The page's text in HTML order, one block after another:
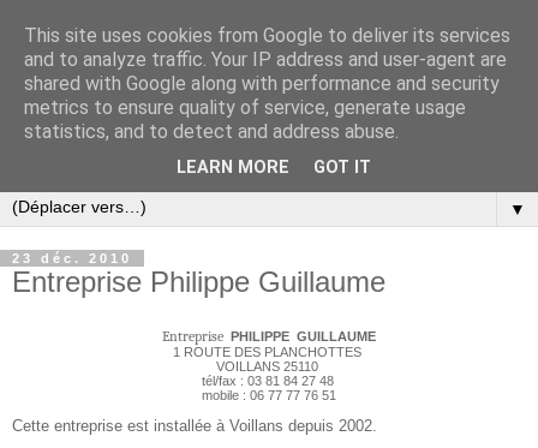
▼
23 déc. 2010
Entreprise Philippe Guillaume
Entreprise PHILIPPE GUILLAUME
1 ROUTE DES PLANCHOTTES
VOILLANS 25110
tél/fax : 03 81 84 27 48
mobile : 06 77 77 76 51
Cette entreprise est installée à Voillans depuis 2002.
This site uses cookies from Google to deliver its services
and to analyze traffic. Your IP address and user-agent are
shared with Google along with performance and security
metrics to ensure quality of service, generate usage
statistics, and to detect and address abuse.
LEARN MORE GOT IT